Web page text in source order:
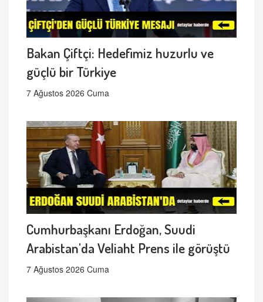
Bakan Çiftçi: Hedefimiz huzurlu ve
güçlü bir Türkiye
7 Ağustos 2026 Cuma
Cumhurbaşkanı Erdoğan, Suudi
Arabistan'da Veliaht Prens ile görüştü
7 Ağustos 2026 Cuma